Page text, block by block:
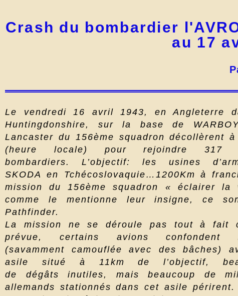
Crash du bombardier
au 17
Le vendredi 16 avril 1943, en Angleterre
Huntingdonshire, sur la base de
Lancaster du 156ème squadron décollèrent à
(heure locale) pour rejoindre 317
bombardiers. L’objectif: les usines
SKODA en Tchécoslovaquie…1200Km à
mission du 156ème squadron « éclairer la
comme le mentionne leur insigne, ce
Pathfinder.
La mission ne se déroule pas tout à fait
prévue, certains avions confondent
(savamment camouflée avec des bâches)
asile situé à 11km de l’objectif,
de dégâts inutiles, mais beaucoup de
allemands stationnés dans cet asile